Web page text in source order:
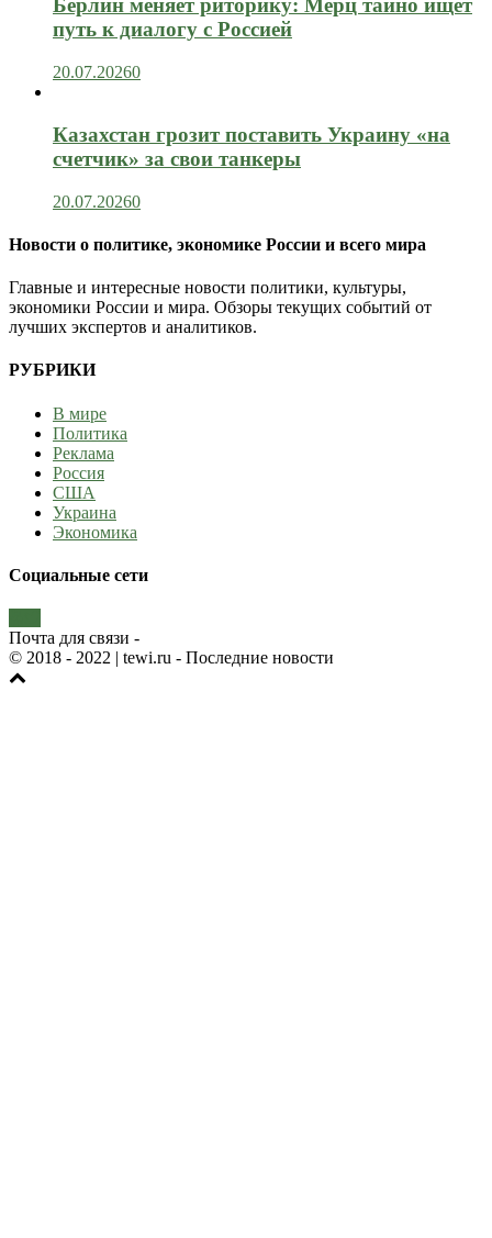
Берлин меняет риторику: Мерц тайно ищет
путь к диалогу с Россией
20.07.20260
Казахстан грозит поставить Украину «на
счетчик» за свои танкеры
20.07.20260
Новости о политике, экономике России и всего мира
Главные и интересные новости политики, культуры,
экономики России и мира. Обзоры текущих событий от
лучших экспертов и аналитиков.
РУБРИКИ
В мире
Политика
Реклама
Россия
США
Украина
Экономика
Социальные сети
Почта для связи -
© 2018 - 2022 | tewi.ru - Последние новости